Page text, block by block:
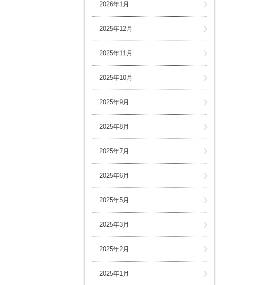
2026年1月
2025年12月
2025年11月
2025年10月
2025年9月
2025年8月
2025年7月
2025年6月
2025年5月
2025年3月
2025年2月
2025年1月